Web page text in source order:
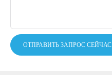
ОТПРАВИТЬ ЗАПРОС СЕЙЧАС